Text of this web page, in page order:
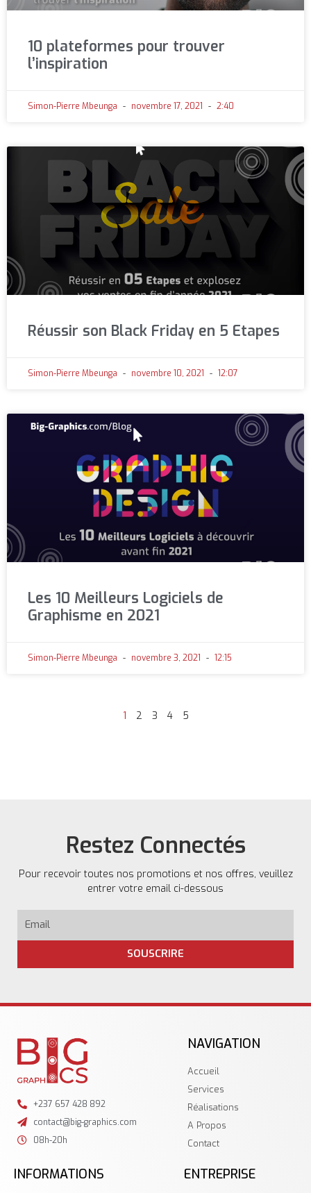
10 plateformes pour trouver
l’inspiration
Simon-Pierre Mbeunga novembre 17, 2021 2:40
Réussir son Black Friday en 5 Etapes
Simon-Pierre Mbeunga novembre 10, 2021 12:07
Les 10 Meilleurs Logiciels de
Graphisme en 2021
Simon-Pierre Mbeunga novembre 3, 2021 12:15
1 2 3 4 5
Restez Connectés
Pour recevoir toutes nos promotions et nos offres, veuillez
entrer votre email ci-dessous
SOUSCRIRE
+237 657 428 892
contact@big-graphics.com
08h-20h
NAVIGATION
Accueil
Services
Réalisations
A Propos
Contact
INFORMATIONS ENTREPRISE